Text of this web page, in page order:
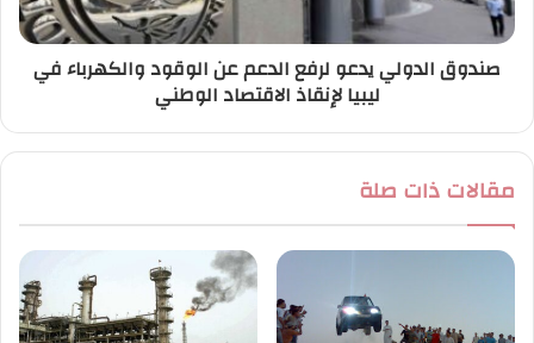
صندوق الدولي يدعو لرفع الدعم عن الوقود والكهرباء في
ليبيا لإنقاذ الاقتصاد الوطني
مقالات ذات صلة